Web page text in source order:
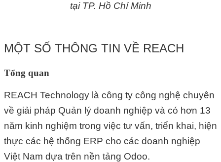
tại TP. Hồ Chí Minh
MỘT SỐ THÔNG TIN VỀ REACH
Tổng quan
REACH Technology là công ty công nghệ chuyên
về giải pháp Quản lý doanh nghiệp và có hơn 13
năm kinh nghiệm trong việc tư vấn, triển khai, hiện
thực các hệ thống ERP cho các doanh nghiệp
Việt Nam dựa trên nền tảng Odoo.